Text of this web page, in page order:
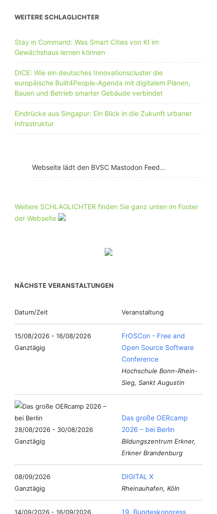
WEITERE SCHLAGLICHTER
Stay in Command: Was Smart Cities von KI im
Gewächshaus lernen können
DICE: Wie ein deutsches Innovationscluster die
europäische Built4People-Agenda mit digitalem Planen,
Bauen und Betrieb smarter Gebäude verbindet
Eindrücke aus Singapur: Ein Blick in die Zukunft urbaner
Infrastruktur
Webseite lädt den BVSC Mastodon Feed...
Weitere SCHLAGLICHTER finden Sie ganz unten im Footer
der Webseite
NÄCHSTE VERANSTALTUNGEN
Datum/Zeit Veranstaltung
15/08/2026 - 16/08/2026
Ganztägig
FrOSCon - Free and
Open Source Software
Conference
Hochschule Bonn-Rhein-
Sieg, Sankt Augustin
28/08/2026 - 30/08/2026
Ganztägig
Das große OERcamp
2026 – bei Berlin
Bildungszentrum Erkner,
Erkner Brandenburg
08/09/2026
Ganztägig
DIGITAL X
Rheinauhafen, Köln
14/09/2026 - 16/09/2026
19. Bundeskongress